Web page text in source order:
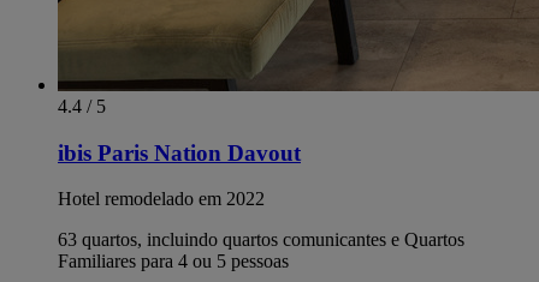
4.4 / 5
ibis Paris Nation Davout
Hotel remodelado em 2022
63 quartos, incluindo quartos comunicantes e Quartos
Familiares para 4 ou 5 pessoas